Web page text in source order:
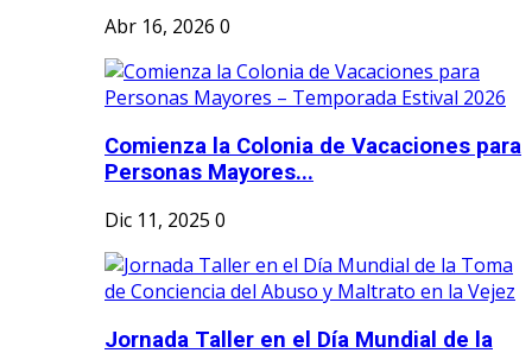
Abr 16, 2026 0
Comienza la Colonia de Vacaciones para
Personas Mayores...
Dic 11, 2025 0
Jornada Taller en el Día Mundial de la